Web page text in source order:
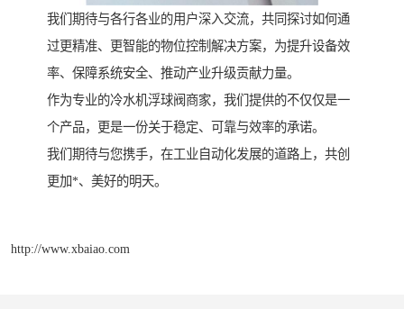
我们期待与各行各业的用户深入交流，共同探讨如何通
过更精准、更智能的物位控制解决方案，为提升设备效
率、保障系统安全、推动产业升级贡献力量。
作为专业的冷水机浮球阀商家，我们提供的不仅仅是一
个产品，更是一份关于稳定、可靠与效率的承诺。
我们期待与您携手，在工业自动化发展的道路上，共创
更加*、美好的明天。
http://www.xbaiao.com